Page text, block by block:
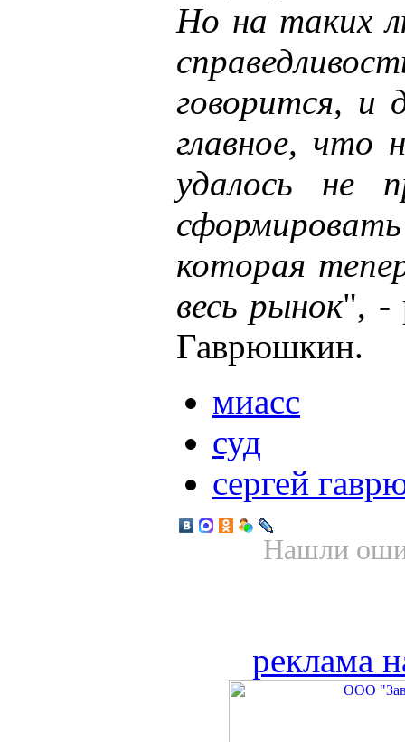
Но на таких
говорится, и
главное, что
удалось не
которая
весь рынок", -
Гаврюшкин.
миасс
суд
сергей
Нашли
реклама